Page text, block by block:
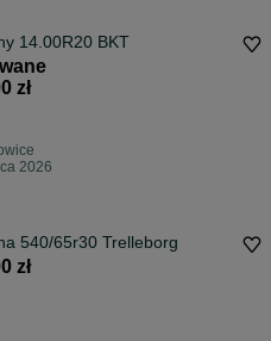
14.00R20 BKT
zł
2026
540/65r30 Trelleborg
zł